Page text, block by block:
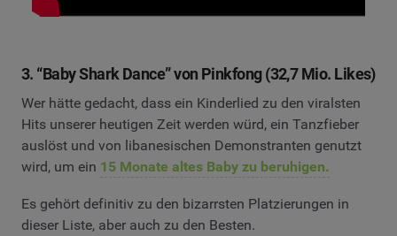
3. “Baby Shark Dance” von Pinkfong (32,7 Mio. Likes)
Wer hätte gedacht, dass ein Kinderlied zu den viralsten
Hits unserer heutigen Zeit werden würd, ein Tanzfieber
auslöst und von libanesischen Demonstranten genutzt
wird, um ein 15 Monate altes Baby zu beruhigen.
Es gehört definitiv zu den bizarrsten Platzierungen in
dieser Liste, aber auch zu den Besten.